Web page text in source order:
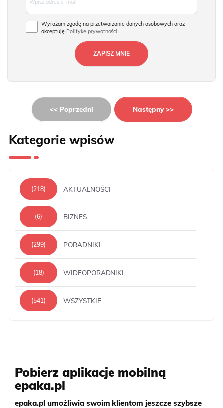
Wyrażam zgodę na przetwarzanie danych osobowych oraz
akceptuję Politykę prywatności
<< Poprzedni Następny >>
Kategorie wpisów
(218) AKTUALNOŚCI
(6) BIZNES
(299) PORADNIKI
(18) WIDEOPORADNIKI
(541) WSZYSTKIE
Pobierz aplikacje mobilną
epaka.pl
epaka.pl umożliwia swoim klientom jeszcze szybsze